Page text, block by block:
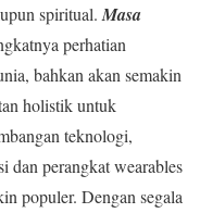
spiritual. Masa
perhatian
bahkan akan semakin
holistik untuk
teknologi,
dan perangkat wearables
populer. Dengan segala